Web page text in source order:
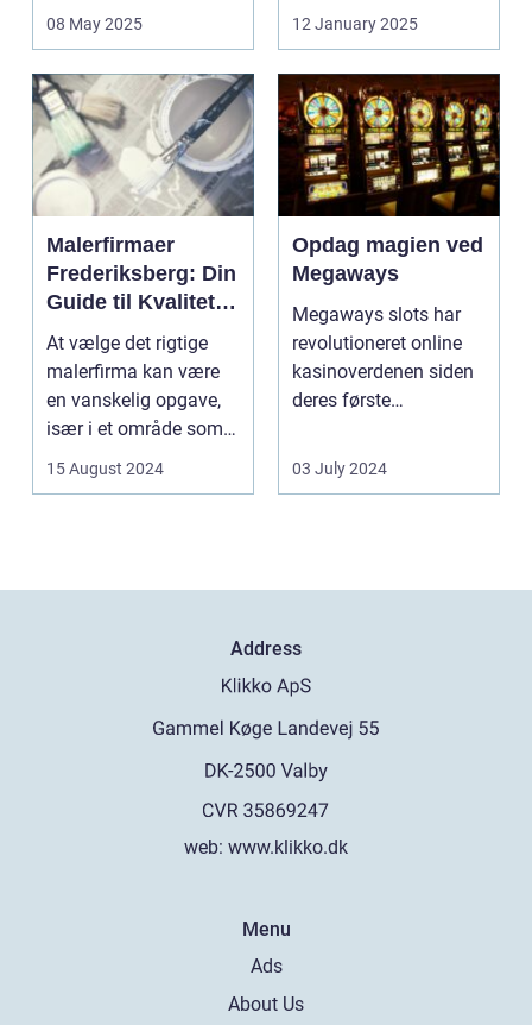
08 May 2025 12 January 2025
Malerfirmaer
Frederiksberg: Din
Guide til Kvalitet
og Service
At vælge det rigtige
malerfirma kan være
en vanskelig opgave,
især i et område som
15 August 2024
Opdag magien ved
Megaways
Megaways slots har
revolutioneret online
kasinoverdenen siden
deres første
spillea...
03 July 2024
Address
web: www.klikko.dk
Menu
Ads
About Us